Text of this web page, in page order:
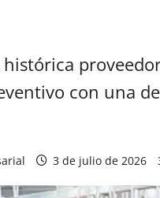
con una
3 de julio de 2026